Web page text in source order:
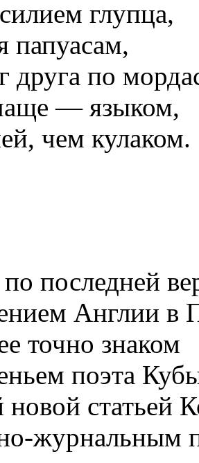
глупца,
папуасам,
друга по
— языком,
чем кулаком.
последней
Англии в
точно знаком
поэта
статьей
журнальным